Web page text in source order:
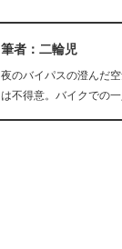
筆者：二輪児
夜のバイパスの澄んだ
は不得意。バイクでの